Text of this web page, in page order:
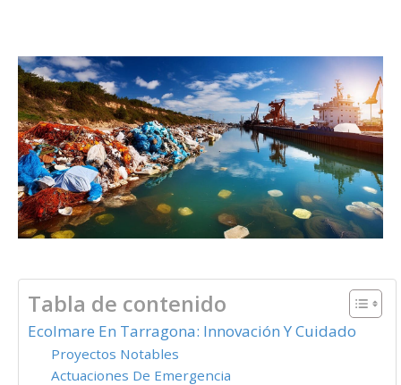
Tabla de contenido
Ecolmare En Tarragona: Innovación Y Cuidado
Proyectos Notables
Actuaciones De Emergencia